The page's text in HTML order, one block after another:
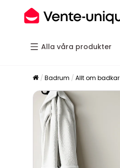
Alla våra produkter
Badrum Allt om badkar